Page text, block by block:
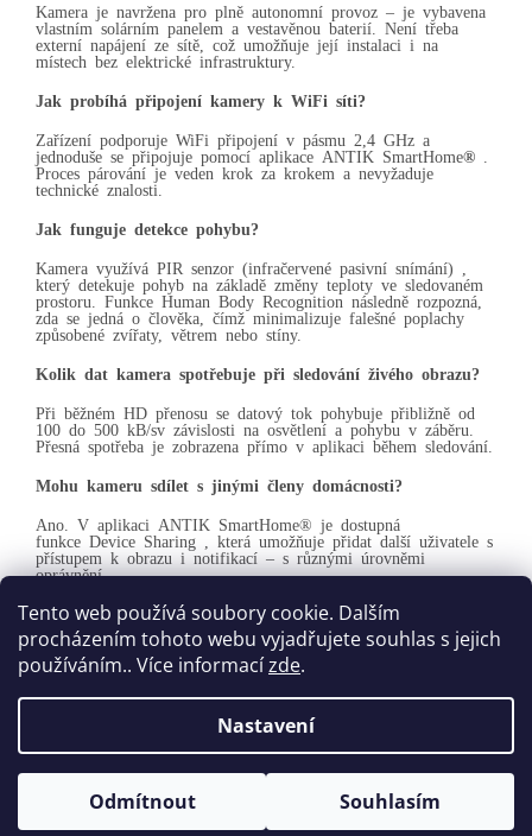
Tento web používá soubory cookie. Dalším
procházením tohoto webu vyjadřujete souhlas s jejich
používáním.. Více informacízde.
Nastavení
Odmítnout Souhlasím
Kamera je navržena pro plně autonomní provoz – je vybavena
vlastním solárním panelem a vestavěnou baterií. Není třeba
externí napájení ze sítě, což umožňuje její instalaci i na
místech bez elektrické infrastruktury.
Jak probíhá připojení kamery k WiFi síti?
Zařízení podporuje WiFi připojení v pásmu 2,4 GHz a
jednoduše se připojuje pomocí aplikace
ANTIK SmartHome®
Proces párování je veden krok za krokem a nevyžaduje
technické znalosti.
Jak funguje detekce pohybu?
Kamera využívá PIR senzor (infračervené pasivní snímání)
který detekuje pohyb na základě změny teploty ve sledovaném
prostoru. Funkce Human Body Recognition následně rozpozná,
zda se jedná o člověka, čímž minimalizuje falešné poplachy
způsobené zvířaty, větrem nebo stíny.
Kolik dat kamera spotřebuje při sledování živého obrazu?
Při běžném HD přenosu se datový tok pohybuje přibližně od
100 do 500 kB/sv závislosti na osvětlení a pohybu v záběru.
Přesná spotřeba je zobrazena přímo v aplikaci během sledování.
Mohu kameru sdílet s jinými členy domácnosti?
Ano. V aplikaci ANTIK SmartHome® je dostupná
funkce Device Sharing , která umožňuje přidat další uživatele s
přístupem k obrazu i notifikací – s různými úrovněmi
oprávnění.
Copyright 2026antikshop.eu. Všechna práva vyhrazena.
Upravit nastavení cookies